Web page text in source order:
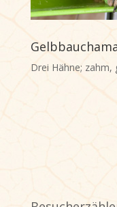
Drei Hähne; zahm,